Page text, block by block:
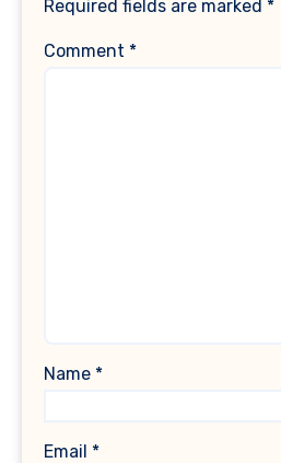
Required fields are marked *
Comment *
Name *
Email *